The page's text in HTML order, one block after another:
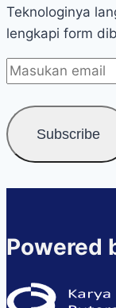
Teknologinya
lengkapi form
Powered